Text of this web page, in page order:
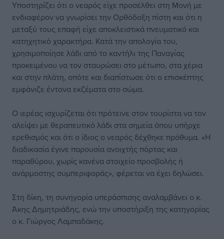
Υποστηρίζει ότι ο νεαρός είχε προσέλθει στη Μονή με
ενδιαφέρον να γνωρίσει την Ορθόδοξη πίστη και ότι η
μεταξύ τους επαφή είχε αποκλειστικά πνευματικό και
κατηχητικό χαρακτήρα. Κατά την απολογία του,
χρησιμοποίησε λάδι από το καντήλι της Παναγίας
προκειμένου να τον σταυρώσει στο μέτωπο, στα χέρια
και στην πλάτη, οπότε και διαπίστωσε ότι ο επισκέπτης
εμφάνιζε έντονα εκζέματα στο σώμα.
Ο ιερέας ισχυρίζεται ότι πρότεινε στον τουρίστα να τον
αλείψει με θεραπευτικό λάδι στα σημεία όπου υπήρχε
ερεθισμός και ότι ο ίδιος ο νεαρός δέχθηκε πρόθυμα. «Η
διαδικασία έγινε παρουσία ανοιχτής πόρτας και
παραθύρου, χωρίς κανένα στοιχείο προσβολής ή
ανάρμοστης συμπεριφοράς», φέρεται να έχει δηλώσει.
Στη δίκη, τη συνηγορία υπεράσπισης αναλαμβάνει ο κ.
Άκης Δημητριάδης, ενώ την υποστήριξη της κατηγορίας
ο κ. Γιώργος Λαμπαδάκης.